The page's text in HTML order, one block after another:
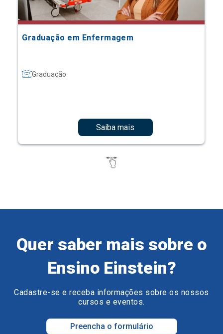
Graduação em Enfermagem
Graduação
Saiba mais
Quer saber mais sobre o
Ensino Einstein?
Cadastre-se e receba informações sobre os nossos
cursos e eventos.
Preencha o formulário